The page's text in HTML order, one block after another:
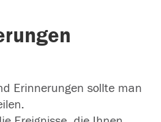
Erinnerungen sollte man